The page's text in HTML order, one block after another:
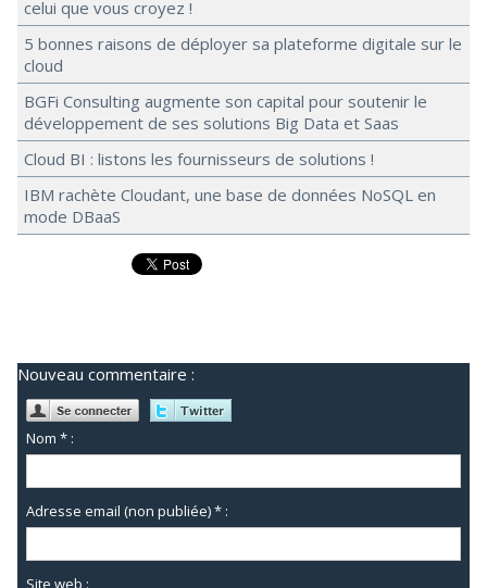
celui que vous croyez !
5 bonnes raisons de déployer sa plateforme digitale sur le
cloud
BGFi Consulting augmente son capital pour soutenir le
développement de ses solutions Big Data et Saas
Cloud BI : listons les fournisseurs de solutions !
IBM rachète Cloudant, une base de données NoSQL en
mode DBaaS
Nouveau commentaire :
Nom * :
Adresse email (non publiée) * :
Site web :